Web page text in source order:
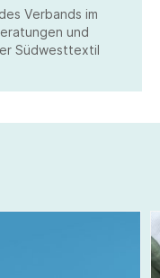
Verbands im
und
Südwesttextil